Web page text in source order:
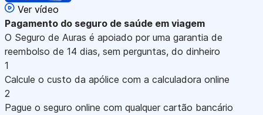
Ver vídeo
Pagamento do seguro de saúde em viagem
O Seguro de Auras é apoiado por uma garantia de
reembolso de 14 dias, sem perguntas, do dinheiro
1
Calcule o custo da apólice com a calculadora online
2
Pague o seguro online com qualquer cartão bancário